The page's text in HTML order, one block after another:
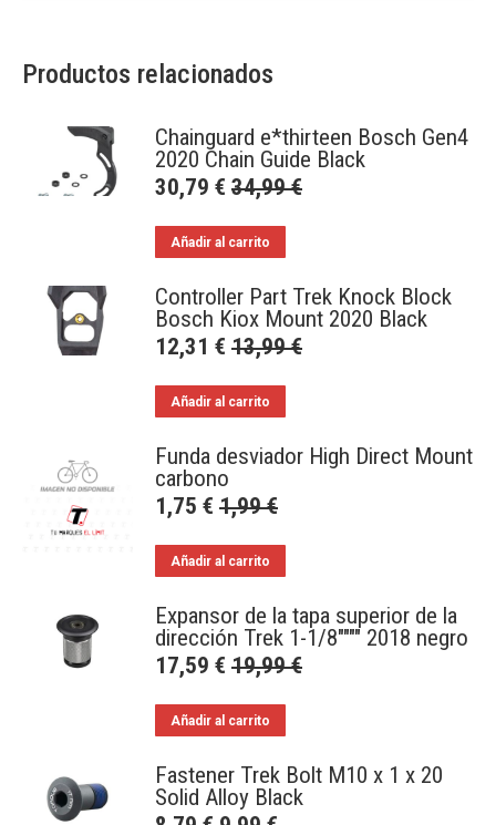
Productos relacionados
Chainguard e*thirteen Bosch Gen4
2020 Chain Guide Black
30,79 € 34,99€
Añadir al carrito
Controller Part Trek Knock Block
Bosch Kiox Mount 2020 Black
12,31 € 13,99€
Añadir al carrito
Funda desviador High Direct Mount
carbono
1,75 € 1,99€
Añadir al carrito
Expansor de la tapa superior de la
dirección Trek 1-1/8"""" 2018 negro
17,59 € 19,99€
Añadir al carrito
Fastener Trek Bolt M10 x 1 x 20
Solid Alloy Black